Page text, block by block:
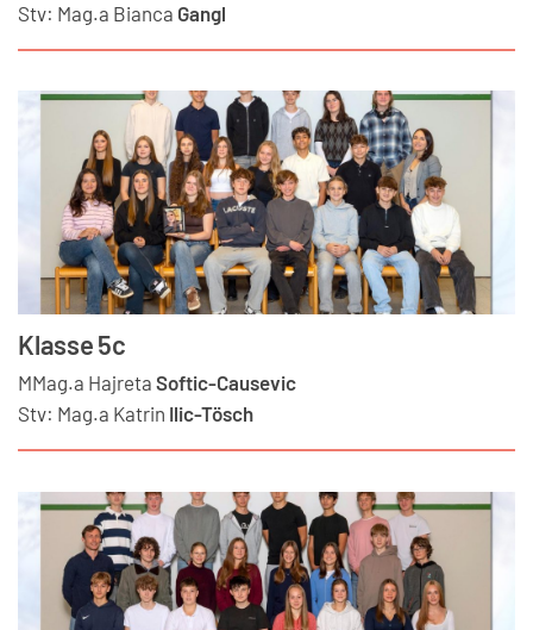
Stv: Mag.a Bianca Gangl
Klasse 5c
MMag.a Hajreta Softic-Causevic
Stv: Mag.a Katrin Ilic-Tösch